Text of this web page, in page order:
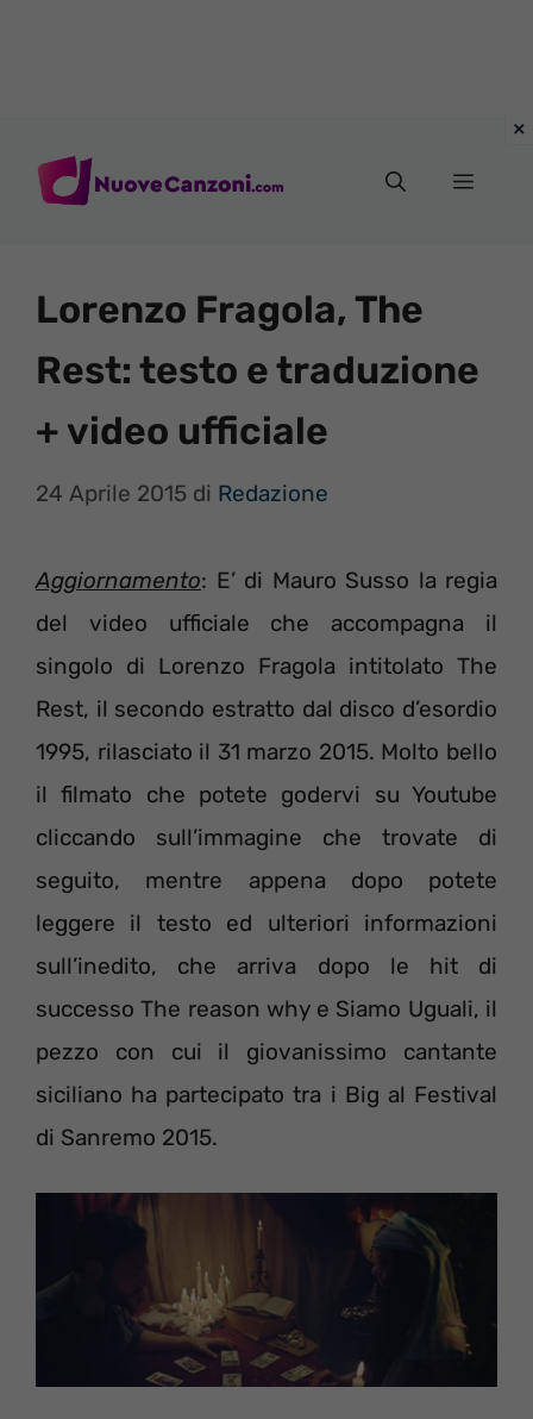
Menu
Lorenzo Fragola, The
Rest: testo e traduzione
+ video ufficiale
24 Aprile 2015 di Redazione
Aggiornamento: E’ di Mauro Susso la regia
del video ufficiale che accompagna il
singolo di Lorenzo Fragola intitolato The
Rest, il secondo estratto dal disco d’esordio
1995, rilasciato il 31 marzo 2015. Molto bello
il filmato che potete godervi su Youtube
cliccando sull’immagine che trovate di
seguito, mentre appena dopo potete
leggere il testo ed ulteriori informazioni
sull’inedito, che arriva dopo le hit di
successo The reason why e Siamo Uguali, il
pezzo con cui il giovanissimo cantante
siciliano ha partecipato tra i Big al Festival
di Sanremo 2015.